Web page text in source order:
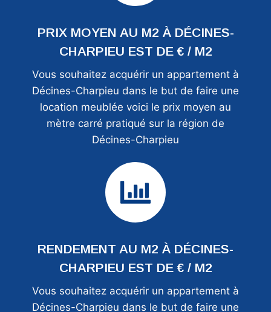
PRIX MOYEN AU M2 À DÉCINES-
CHARPIEU EST DE € / M2
Vous souhaitez acquérir un appartement à
Décines-Charpieu dans le but de faire une
location meublée voici le prix moyen au
mètre carré pratiqué sur la région de
Décines-Charpieu
RENDEMENT AU M2 À DÉCINES-
CHARPIEU EST DE € / M2
Vous souhaitez acquérir un appartement à
Décines-Charpieu dans le but de faire une